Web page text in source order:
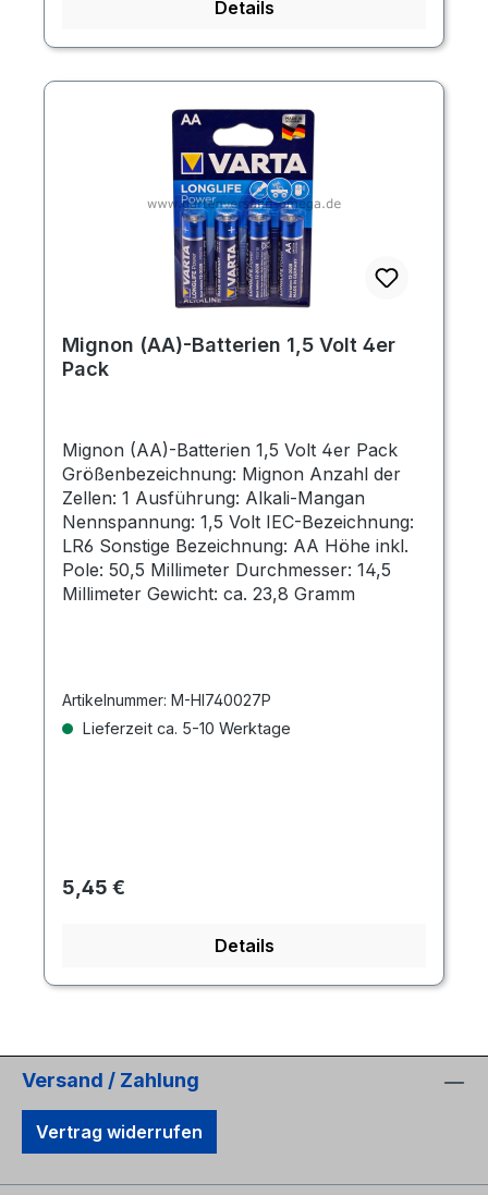
Details
Mignon (AA)-Batterien 1,5 Volt 4er
Pack
Mignon (AA)-Batterien 1,5 Volt 4er Pack
Größenbezeichnung: Mignon Anzahl der
Zellen: 1 Ausführung: Alkali-Mangan
Nennspannung: 1,5 Volt IEC-Bezeichnung:
LR6 Sonstige Bezeichnung: AA Höhe inkl.
Pole: 50,5 Millimeter Durchmesser: 14,5
Millimeter Gewicht: ca. 23,8 Gramm
Artikelnummer: M-HI740027P
Lieferzeit ca. 5-10 Werktage
Regulärer Preis:
5,45 €
Details
Versand / Zahlung
Vertrag widerrufen